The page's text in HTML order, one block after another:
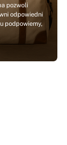
pozwoli
odpowiedni
podpowiemy,